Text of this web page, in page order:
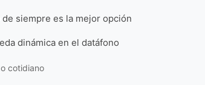
siempre es la mejor opción
dinámica en el datáfono
cotidiano